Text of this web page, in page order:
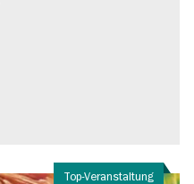
Top-Veranstaltung